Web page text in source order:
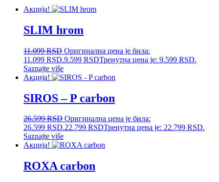
Акција!
SLIM hrom
11.099RSD Оригинална цена је била:
11.099 RSD.9.599 RSDТренутна цена је: 9.599 RSD.
Saznajte više
Акција!
SIROS – P carbon
26.599RSD Оригинална цена је била:
26.599 RSD.22.799 RSDТренутна цена је: 22.799 RSD.
Saznajte više
Акција!
ROXA carbon